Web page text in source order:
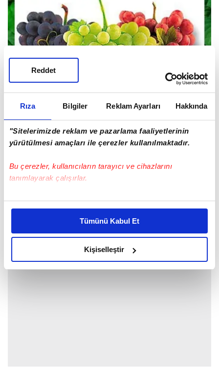
Rıza Bilgiler Reklam Ayarları Hakkında
"Sitelerimizde reklam ve pazarlama faaliyetlerinin
yürütülmesi amaçları ile çerezler kullanılmaktadır.
Bu çerezler, kullanıcıların tarayıcı ve cihazlarını
tanımlayarak çalışırlar.
Bu çerezlere izin vermeniz halinde sizlere özel
daha iyi reklam deneyimi yaşatabiliriz. Bunu yaparken
amacımızın size daha iyi bir reklam deneyimi sunmak
olduğunu ve sizlere en iyi içerikleri sunabilmek adına
elimizden gelen çabayı gösterdiğimizi ve bu noktada,
reklamların maliyetlerimizi karşılamak noktasında tek gelir
Tümünü Kabul Et
Kişiselleştir
Reddet
Sedeften kaynaklanan yaralara sürülerek şifa
bulunur. İçerdiği besin, vitamin ve mineraller
kullanılmaktadır.